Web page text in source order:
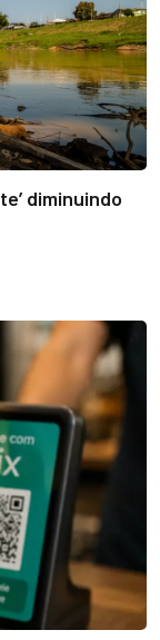
diminuindo